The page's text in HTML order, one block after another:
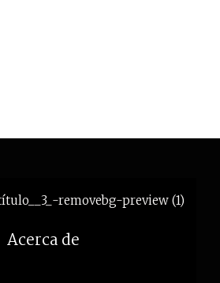
Acerca de